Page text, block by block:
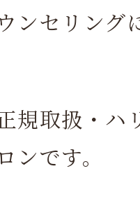
ンセリング
規取扱・ハ
ンです。